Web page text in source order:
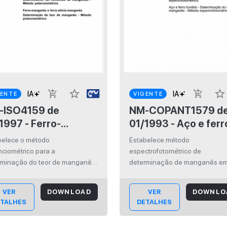
add_shopping_cart
star_border
de
- Ferro-
e ferro-
manganês -
do teor
o método
para a
do teor de manganês
VER
DOWNLOAD
VIGENTE add_shopping_cart
star_border
NM-COPANT1579 de
01/1993 - Aço e
fundido -
Determinação do
de manganês -
Estabelece método
espectrofotométrico de
determinação de manganês em
de manganês compreendidos
0,01% e 4% (m/m).
VER
DETALHES